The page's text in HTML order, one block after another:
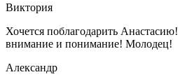
Виктория
Хочется поблагодарить
внимание и понимание! Молодец!
Александр